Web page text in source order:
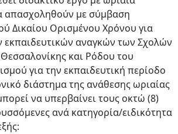
απασχοληθούν με σύμβαση
Δικαίου Ορισμένου Χρόνου για
εκπαιδευτικών αναγκών των Σχολών
και Ρόδου του
για την εκπαιδευτική περίοδο
διάστημα της ανάθεσης ωριαίας
να υπερβαίνει τους οκτώ (8)
ανά κατηγορία/ειδικότητα